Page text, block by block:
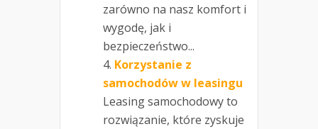
zarówno na nasz komfort i
wygodę, jak i
bezpieczeństwo...
Korzystanie z
samochodów w leasingu
Leasing samochodowy to
rozwiązanie, które zyskuje